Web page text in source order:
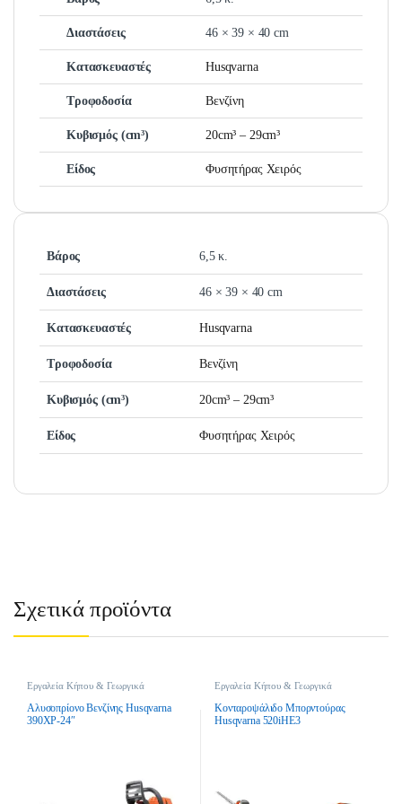
Διαστάσεις 46 × 39 × 40 cm
Κατασκευαστές Husqvarna
Τροφοδοσία Βενζίνη
Κυβισμός (cm³) 20cm³ – 29cm³
Είδος Φυσητήρας Χειρός
Βάρος 6,5 κ.
Διαστάσεις 46 × 39 × 40 cm
Κατασκευαστές Husqvarna
Τροφοδοσία Βενζίνη
Κυβισμός (cm³) 20cm³ – 29cm³
Είδος Φυσητήρας Χειρός
Σχετικά προϊόντα
Εργαλεία Κήπου & Γεωργικά
Αλυσοπρίονα Βενζίνης
Αλυσοπρίονο Βενζίνης Husqvarna
390XP-24″
Εργαλεία Κήπου & Γεωργικά
Θαμνοκοπτικά Μπαταρίας
Κονταροψάλιδο Μπορντούρας
Husqvarna 520iHE3